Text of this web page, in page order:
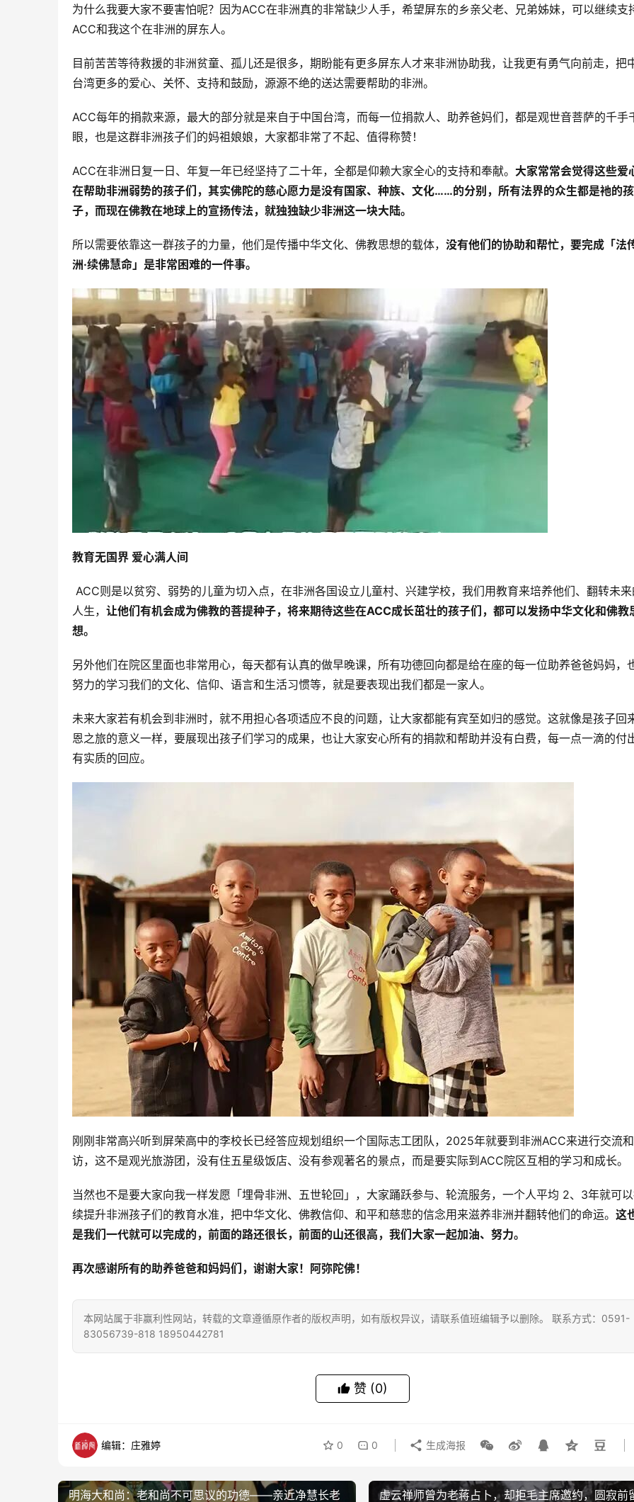
为什么我要大家不要害怕呢？因为ACC在非洲真的非常缺少人手，希望屏东的乡亲父老、兄弟姊妹，可以继续支
ACC和我这个在非洲的屏东人。
目前苦苦等待救援的非洲贫童、孤儿还是很多，期盼能有更多屏东人才来非洲协助我，让我更有勇气向前走，把
台湾更多的爱心、关怀、支持和鼓励，源源不绝的送达需要帮助的非洲。
ACC每年的捐款来源，最大的部分就是来自于中国台湾，而每一位捐款人、助养爸妈们，都是观世音菩萨的千手
眼，也是这群非洲孩子们的妈祖娘娘，大家都非常了不起、值得称赞！
ACC在非洲日复一日、年复一年已经坚持了二十年，全都是仰赖大家全心的支持和奉献。 大家常常会觉得这些爱
在帮助非洲弱势的孩子们，其实佛陀的慈心愿力是没有国家、种族、文化……的分别，所有法界的众生都是衪的孩
子，而现在佛教在地球上的宣扬传法，就独独缺少非洲这一块大陆。
所以需要依靠这一群孩子的力量，他们是传播中华文化、佛教思想的载体， 没有他们的协助和帮忙，要完成「法
洲·续佛慧命」是非常困难的一件事。
教育无国界 爱心满人间
ACC则是以贫穷、弱势的儿童为切入点，在非洲各国设立儿童村、兴建学校，我们用教育来培养他们、翻转未
人生， 让他们有机会成为佛教的菩提种子，将来期待这些在ACC成长茁壮的孩子们，都可以发扬中华文化和佛教
想。
另外他们在院区里面也非常用心，每天都有认真的做早晚课，所有功德回向都是给在座的每一位助养爸爸妈妈，
努力的学习我们的文化、信仰、语言和生活习惯等，就是要表现出我们都是一家人。
未来大家若有机会到非洲时，就不用担心各项适应不良的问题，让大家都能有宾至如归的感觉。这就像是孩子回
恩之旅的意义一样，要展现出孩子们学习的成果，也让大家安心所有的捐款和帮助并没有白费，每一点一滴的付
有实质的回应。
刚刚非常高兴听到屏荣高中的李校长已经答应规划组织一个国际志工团队，2025年就要到非洲ACC来进行交流
访，这不是观光旅游团，没有住五星级饭店、没有参观著名的景点，而是要实际到ACC院区互相的学习和成长。
当然也不是要大家向我一样发愿「埋骨非洲、五世轮回」，大家踊跃参与、轮流服务，一个人平均 2、3年就可
续提升非洲孩子们的教育水准，把中华文化、佛教信仰、和平和慈悲的信念用来滋养非洲并翻转他们的命运。 这
是我们一代就可以完成的，前面的路还很长，前面的山还很高，我们大家一起加油、努力。
再次感谢所有的助养爸爸和妈妈们，谢谢大家！阿弥陀佛！
本网站属于非赢利性网站，转载的文章遵循原作者的版权声明，如有版权异议，请联系值班编辑予以删除。 联系方式：0591-
83056739-818 18950442781
赞 (0)
编辑：庄雅婷 0 0 生成海报
明海大和尚：老和尚不可思议的功德——亲近净慧长老
虚云禅师曾为老蒋占卜，却拒毛主席邀约，圆寂前